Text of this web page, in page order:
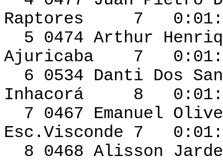
Raptores 7
5 0474 Arthur
Ajuricaba 7
6 0534 Danti
Inhacorá 8
7 0467 Emanuel
Esc.Visconde 7
8 0468 Alisson